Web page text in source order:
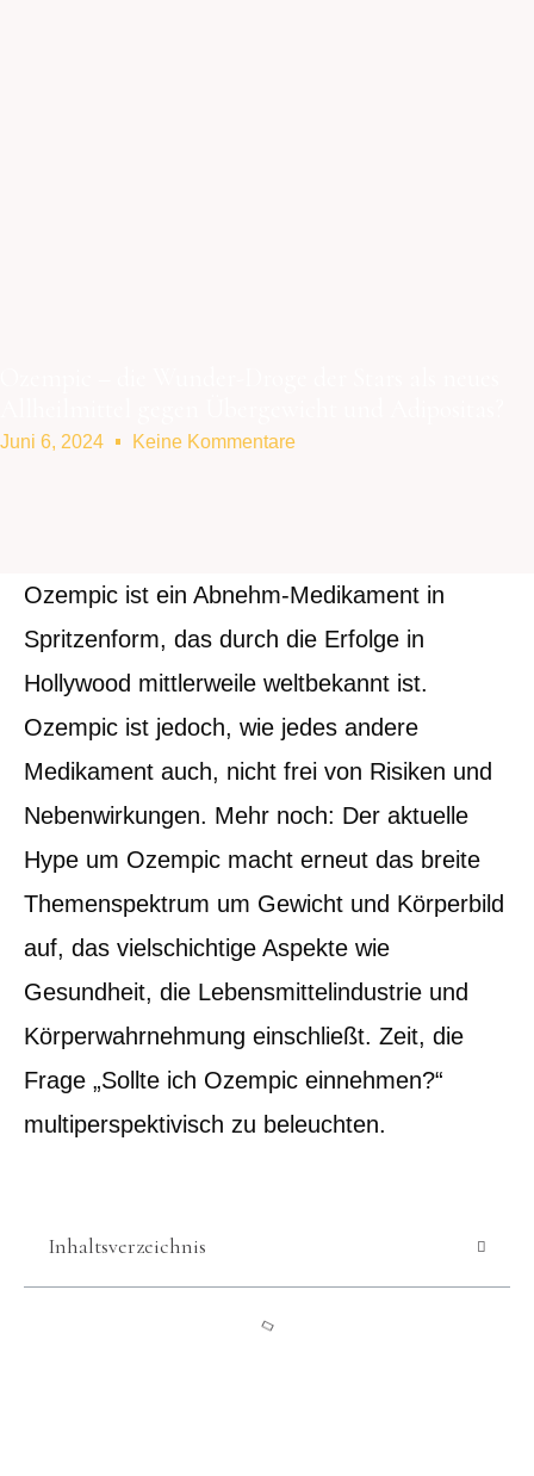
Juni 6, 2024 Keine Kommentare
Ozempic ist ein Abnehm-Medikament in
Spritzenform, das durch die Erfolge in
Hollywood mittlerweile weltbekannt ist.
Ozempic ist jedoch, wie jedes andere
Medikament auch, nicht frei von Risiken und
Nebenwirkungen. Mehr noch: Der aktuelle
Hype um Ozempic macht erneut das breite
Themenspektrum um Gewicht und Körperbild
auf, das vielschichtige Aspekte wie
Gesundheit, die Lebensmittelindustrie und
Körperwahrnehmung einschließt. Zeit, die
Frage „Sollte ich Ozempic einnehmen?“
multiperspektivisch zu beleuchten.
Inhaltsverzeichnis